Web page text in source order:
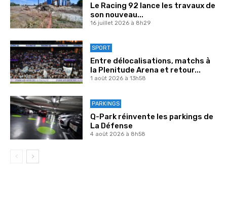
Le Racing 92 lance les travaux de
son nouveau...
16 juillet 2026 à 8h29
SPORT
Entre délocalisations, matchs à
la Plenitude Arena et retour...
1 août 2026 à 13h58
PARKINGS
Q-Park réinvente les parkings de
La Défense
4 août 2026 à 8h58